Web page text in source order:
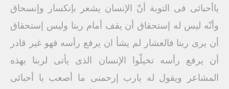
ياأحبائى فى التوبة أنّ الإنسان يشعر بإنكسار وإنسحاق
وأنّه ليس له إستحقاق أن يقف أمام ربنا وليس إستحقاق
أن يرى ربنا فالعشار لم يشأ ان يرفع رأسه فهو غير قادر
أن يرفع رأسه تخيلّوا الإنسان الذى يأتى لربنا بهذه
المشاعر ويقول له يارب إرحمنى ما أصعب يا أحبائى